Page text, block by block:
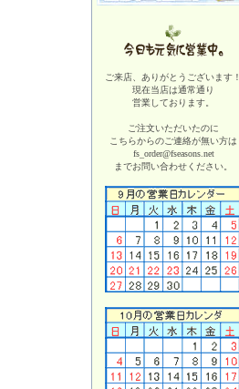
ご来店、ありがとうございます！
現在当店は通常通り
営業しております。
ご注文いただいたのに
こちらからのご連絡が無い方は
fs_order@fseasons.net
までお問い合わせください。